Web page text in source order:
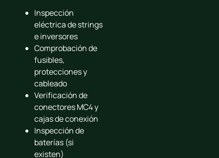
Inspección
eléctrica de strings
e inversores
Comprobación de
fusibles,
protecciones y
cableado
Verificación de
conectores MC4 y
cajas de conexión
Inspección de
baterías (si
existen)